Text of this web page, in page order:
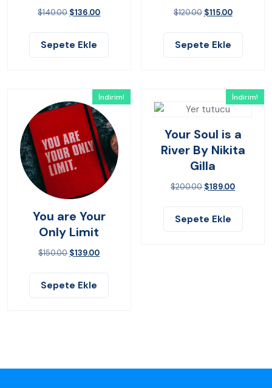
$140.00 $136.00
Sepete Ekle
$120.00 $115.00
Sepete Ekle
İndirim!
You are Your
Only Limit
$150.00 $139.00
Sepete Ekle
İndirim!
Your Soul is a
River By Nikita
Gilla
$200.00 $189.00
Sepete Ekle